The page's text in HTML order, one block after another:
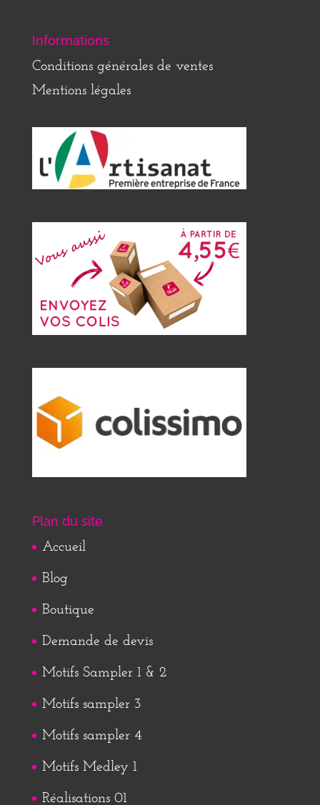
Informations
Conditions générales de ventes
Mentions légales
Plan du site
Accueil
Blog
Boutique
Demande de devis
Motifs Sampler 1 & 2
Motifs sampler 3
Motifs sampler 4
Motifs Medley 1
Réalisations 01